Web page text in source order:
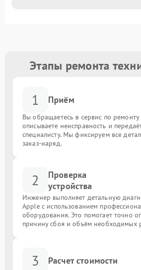
Этапы ремонта
1 Приём
Вы обращаетесь в сервис по
описываете неисправность и
специалисту. Мы фиксируем все
заказ-наряд.
2
Проверка
устройства
Инженер выполняет детальную
Apple с использованием
оборудования. Это помогает точно
причину сбоя и объём необходимых
3 Расчет стоимости